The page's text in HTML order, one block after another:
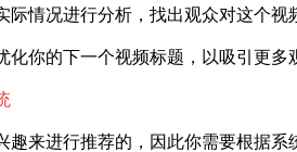
情况进行分析，找出观众对这个视
你的下一个视频标题，以吸引更多
来进行推荐的，因此你需要根据系